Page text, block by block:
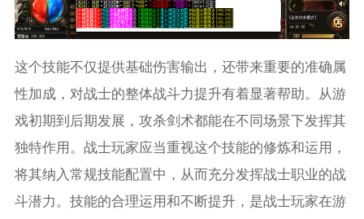
这个技能不仅提供基础伤害输出，还带来重要的准确属
性加成，对战士的整体战斗力提升有着显著帮助。从游
戏初期到后期发展，攻杀剑术都能在不同场景下发挥其
独特作用。战士玩家应当重视这个技能的修炼和运用，
将其纳入常规技能配置中，从而充分发挥战士职业的战
斗潜力。技能的合理运用和不断提升，是战士玩家在游